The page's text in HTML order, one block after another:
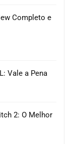
Completo e
Vale a Pena
2: O Melhor